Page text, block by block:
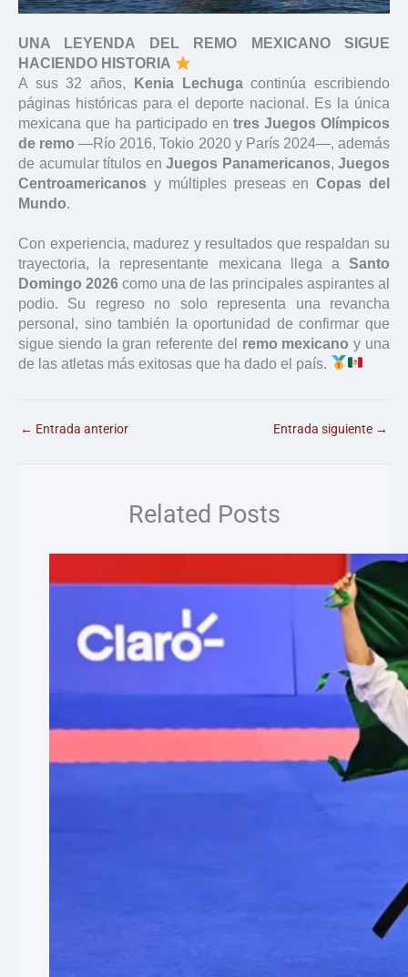
UNA LEYENDA DEL REMO MEXICANO SIGUE
HACIENDO HISTORIA
A sus 32 años,
Kenia Lechugacontinúa escribiendo
páginas históricas para el deporte nacional. Es la única
mexicana que ha participado en tres Juegos Olímpicos
de remo —Río 2016, Tokio 2020 y París 2024—, además
de acumular títulos en Juegos Panamericanos, Juegos
Centroamericanos y múltiples preseas enCopas del
Mundo.
Con experiencia, madurez y resultados que respaldan su
trayectoria, la representante mexicana llega a Santo
Domingo 2026 como una de las principales aspirantes al
podio. Su regreso no solo representa una revancha
personal, sino también la oportunidad de confirmar que
sigue siendo la gran referente del remo mexicano y una
de las atletas más exitosas que ha dado el país.
← Entrada anterior Entrada siguiente →
Related Posts